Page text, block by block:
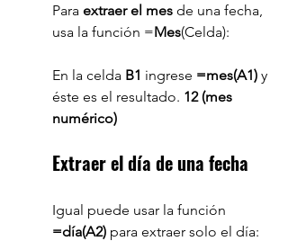
Para extraer el mes de una fecha,
usa la función =Mes(Celda):
En la celda B1 ingrese =mes(A1) y
éste es el resultado. 12 (mes
numérico)
Extraer el día de una fecha
Igual puede usar la función
=día(A2) para extraer solo el día: